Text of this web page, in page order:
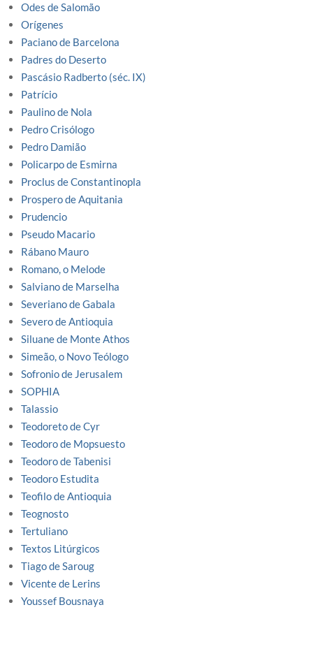
Odes de Salomão
Orígenes
Paciano de Barcelona
Padres do Deserto
Pascásio Radberto (séc. IX)
Patrício
Paulino de Nola
Pedro Crisólogo
Pedro Damião
Policarpo de Esmirna
Proclus de Constantinopla
Prospero de Aquitania
Prudencio
Pseudo Macario
Rábano Mauro
Romano, o Melode
Salviano de Marselha
Severiano de Gabala
Severo de Antioquia
Siluane de Monte Athos
Simeão, o Novo Teólogo
Sofronio de Jerusalem
SOPHIA
Talassio
Teodoreto de Cyr
Teodoro de Mopsuesto
Teodoro de Tabenisi
Teodoro Estudita
Teofilo de Antioquia
Teognosto
Tertuliano
Textos Litúrgicos
Tiago de Saroug
Vicente de Lerins
Youssef Bousnaya